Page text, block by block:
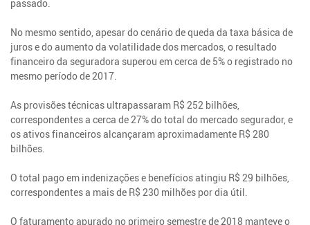
passado.
No mesmo sentido, apesar do cenário de queda da taxa básica de
juros e do aumento da volatilidade dos mercados, o resultado
financeiro da seguradora superou em cerca de 5% o registrado no
mesmo período de 2017.
As provisões técnicas ultrapassaram R$ 252 bilhões,
correspondentes a cerca de 27% do total do mercado segurador, e
os ativos financeiros alcançaram aproximadamente R$ 280
bilhões.
O total pago em indenizações e benefícios atingiu R$ 29 bilhões,
correspondentes a mais de R$ 230 milhões por dia útil.
O faturamento apurado no primeiro semestre de 2018 manteve o